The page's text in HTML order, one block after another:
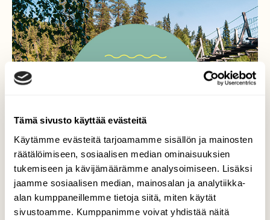
Tämä sivusto käyttää evästeitä
Käytämme evästeitä tarjoamamme sisällön ja mainosten
räätälöimiseen, sosiaalisen median ominaisuuksien
tukemiseen ja kävijämäärämme analysoimiseen. Lisäksi
jaamme sosiaalisen median, mainosalan ja analytiikka-
alan kumppaneillemme tietoja siitä, miten käytät
sivustoamme. Kumppanimme voivat yhdistää näitä